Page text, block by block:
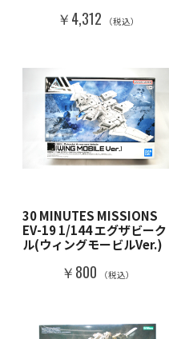
￥4,312 （税込）
30 MINUTES MISSIONS
EV-19 1/144 エグザビーク
ル(ウィングモービルVer.)
￥800 （税込）